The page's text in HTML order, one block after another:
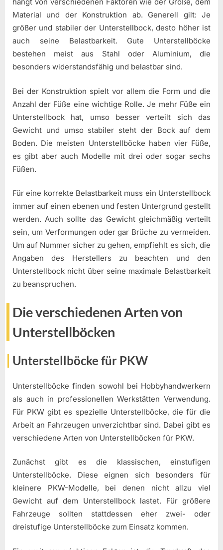
hängt von verschiedenen Faktoren wie der Größe, dem
Material und der Konstruktion ab. Generell gilt: Je
größer und stabiler der Unterstellbock, desto höher ist
auch seine Belastbarkeit. Gute Unterstellböcke
bestehen meist aus Stahl oder Aluminium, die
besonders widerstandsfähig und belastbar sind.
Bei der Konstruktion spielt vor allem die Form und die
Anzahl der Füße eine wichtige Rolle. Je mehr Füße ein
Unterstellbock hat, umso besser verteilt sich das
Gewicht und umso stabiler steht der Bock auf dem
Boden. Die meisten Unterstellböcke haben vier Füße,
es gibt aber auch Modelle mit drei oder sogar sechs
Füßen.
Für eine korrekte Belastbarkeit muss ein Unterstellbock
immer auf einen ebenen und festen Untergrund gestellt
werden. Auch sollte das Gewicht gleichmäßig verteilt
sein, um Verformungen oder gar Brüche zu vermeiden.
Um auf Nummer sicher zu gehen, empfiehlt es sich, die
Angaben des Herstellers zu beachten und den
Unterstellbock nicht über seine maximale Belastbarkeit
zu beanspruchen.
Die verschiedenen Arten von
Unterstellböcken
Unterstellböcke für PKW
Unterstellböcke finden sowohl bei Hobbyhandwerkern
als auch in professionellen Werkstätten Verwendung.
Für PKW gibt es spezielle Unterstellböcke, die für die
Arbeit an Fahrzeugen unverzichtbar sind. Dabei gibt es
verschiedene Arten von Unterstellböcken für PKW.
Zunächst gibt es die klassischen, einstufigen
Unterstellböcke. Diese eignen sich besonders für
kleinere PKW-Modelle, bei denen nicht allzu viel
Gewicht auf dem Unterstellbock lastet. Für größere
Fahrzeuge sollten stattdessen eher zwei- oder
dreistufige Unterstellböcke zum Einsatz kommen.